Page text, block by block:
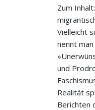
Zum
Vielleicht
nennt
und
Realität
Berichten